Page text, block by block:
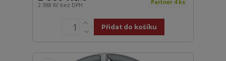
2 388 Kč bez DPH Partner 4 ks
Přidat do košíku